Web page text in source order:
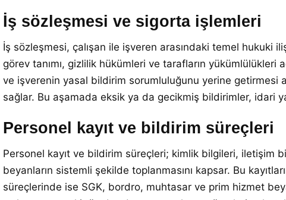
İş sözleşmesi ve sigorta işlemleri
İş sözleşmesi, çalışan ile işveren arasındaki temel hukuki
görev tanımı, gizlilik hükümleri ve tarafların yükümlülükleri
ve işverenin yasal bildirim sorumluluğunu yerine getirmesi
sağlar. Bu aşamada eksik ya da gecikmiş bildirimler, idari
Personel kayıt ve bildirim süreçleri
Personel kayıt ve bildirim süreçleri; kimlik bilgileri, iletişim
beyanların sistemli şekilde toplanmasını kapsar. Bu
süreçlerinde ise SGK, bordro, muhtasar ve prim hizmet